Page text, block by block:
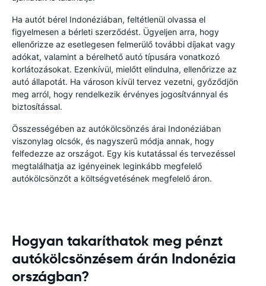
Ha autót bérel Indonéziában, feltétlenül olvassa el
figyelmesen a bérleti szerződést. Ügyeljen arra, hogy
ellenőrizze az esetlegesen felmerülő további díjakat vagy
adókat, valamint a bérelhető autó típusára vonatkozó
korlátozásokat. Ezenkívül, mielőtt elindulna, ellenőrizze az
autó állapotát. Ha városon kívül tervez vezetni, győződjön
meg arról, hogy rendelkezik érvényes jogosítvánnyal és
biztosítással.
Összességében az autókölcsönzés árai Indonéziában
viszonylag olcsók, és nagyszerű módja annak, hogy
felfedezze az országot. Egy kis kutatással és tervezéssel
megtalálhatja az igényeinek leginkább megfelelő
autókölcsönzőt a költségvetésének megfelelő áron.
Hogyan takaríthatok meg pénzt
autókölcsönzésem árán Indonézia
országban?